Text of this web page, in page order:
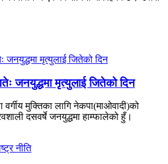
जनयुद्धमा मृत्युलाई जितेको दिन
मुक्तिका लागि नेकपा(माओवादी)को
दसवर्षे जनयुद्धमा हाम्फालेको हुँ।